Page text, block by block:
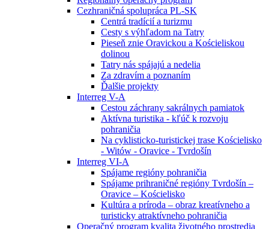
Cezhraničná spolupráca PL-SK
Centrá tradícií a turizmu
Cesty s výhľadom na Tatry
Pieseň znie Oravickou a Kościeliskou
dolinou
Tatry nás spájajú a nedelia
Za zdravím a poznaním
Ďalšie projekty
Interreg V-A
Cestou záchrany sakrálnych pamiatok
Aktívna turistika - kľúč k rozvoju
pohraničia
Na cyklisticko-turistickej trase Kościelisko
- Witów - Oravice - Tvrdošín
Interreg VI-A
Spájame regióny pohraničia
Spájame prihraničné regióny Tvrdošín –
Oravice – Kościelisko
Kultúra a príroda – obraz kreatívneho a
turisticky atraktívneho pohraničia
Operačný program kvalita životného prostredia